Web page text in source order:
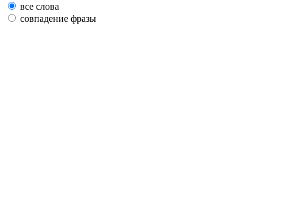
все слова
совпадение фразы